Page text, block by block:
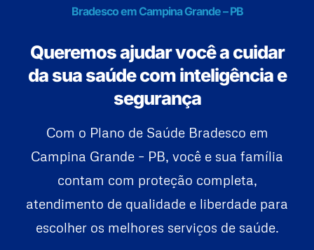
Bradesco em Campina Grande – PB
Queremos ajudar você a cuidar
da sua saúde com inteligência e
segurança
Com o Plano de Saúde Bradesco em
Campina Grande – PB, você e sua família
contam com proteção completa,
atendimento de qualidade e liberdade para
escolher os melhores serviços de saúde.